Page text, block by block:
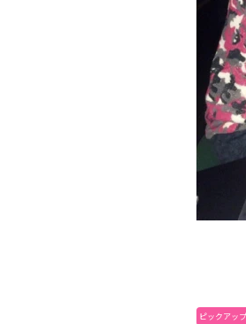
ピックアッ